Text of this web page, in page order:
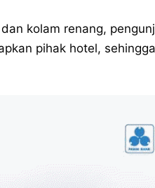
kolam renang,
pihak hotel,